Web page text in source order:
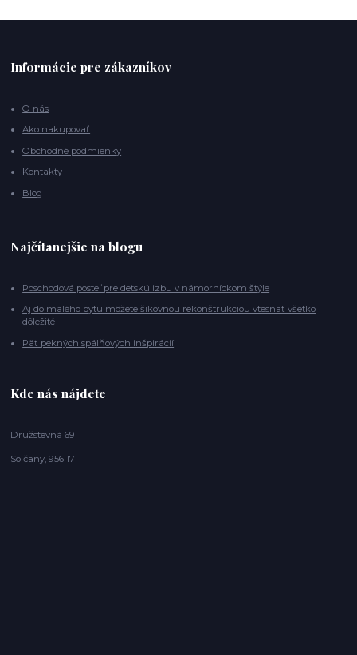
Informácie pre zákazníkov
O nás
Ako nakupovať
Obchodné podmienky
Kontakty
Blog
Najčítanejšie na blogu
Poschodová posteľ pre detskú izbu v námorníckom štýle
Aj do malého bytu môžete šikovnou rekonštrukciou vtesnať všetko
dôležité
Päť pekných spálňových inšpirácií
Kde nás nájdete
Družstevná 69
Solčany, 956 17